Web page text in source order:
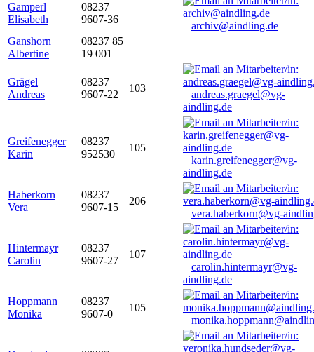
Gamperl
Elisabeth
08237
9607-36
archiv@aindling.de
Ganshorn
Albertine
08237 85
19 001
Grägel
Andreas
08237
9607-22
103
andreas.graegel@vg-
aindling.de
Greifenegger
Karin
08237
952530
105
karin.greifenegger@vg-
aindling.de
Haberkorn
Vera
08237
9607-15
206
vera.haberkorn@vg-
Hintermayr
Carolin
08237
9607-27
107
carolin.hintermayr@vg-
aindling.de
Hoppmann
Monika
08237
9607-0
105